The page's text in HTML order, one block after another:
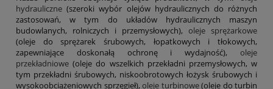
hydrauliczne (szeroki wybór olejów hydraulicznych do różnych
zastosowań, w tym do układów hydraulicznych maszyn
budowlanych, rolniczych i przemysłowych), oleje sprężarkowe
(oleje do sprężarek śrubowych, łopatkowych i tłokowych,
zapewniające doskonałą ochronę i wydajność), oleje
przekładniowe (oleje do wszelkich przekładni przemysłowych, w
tym przekładni śrubowych, niskoobrotowych łożysk śrubowych i
wysokoobciążeniowych sprzęgieł), oleje turbinowe(oleje do turbin